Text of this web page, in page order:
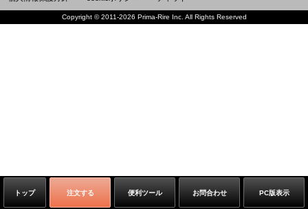
トップ 注文する 便利ツール お問合わせ PC版表示
Copyright ©2011-2026 Prima-Rire Inc. All Rights Reserved